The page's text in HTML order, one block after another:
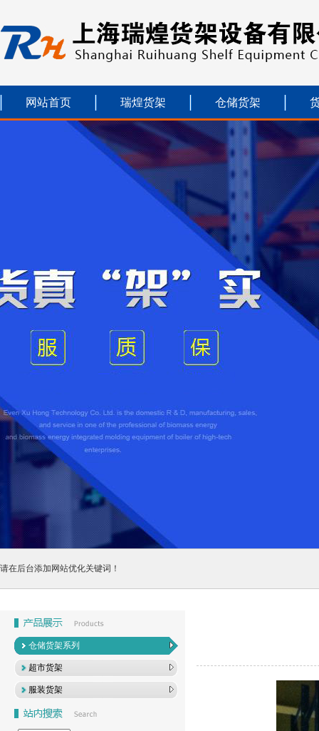
网站首页 瑞煌货架 仓储货架
请在后台添加网站优化关键词！
仓储货架系列
超市货架
服装货架